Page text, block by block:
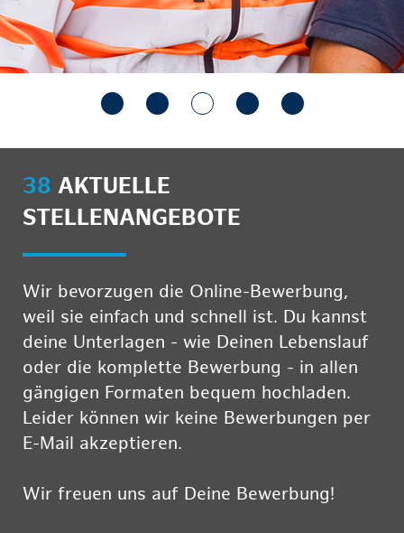
38 AKTUELLE
STELLENANGEBOTE
Wir bevorzugen die Online-Bewerbung,
weil sie einfach und schnell ist. Du kannst
deine Unterlagen - wie Deinen Lebenslauf
oder die komplette Bewerbung - in allen
gängigen Formaten bequem hochladen.
Leider können wir keine Bewerbungen per
E-Mail akzeptieren.
Wir freuen uns auf Deine Bewerbung!